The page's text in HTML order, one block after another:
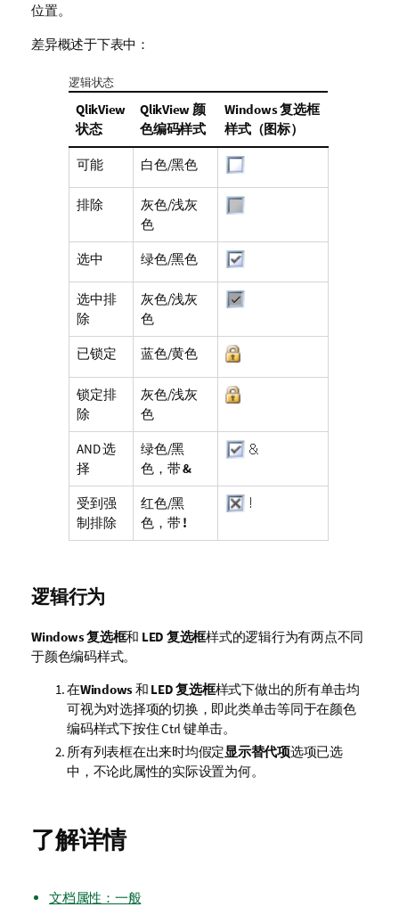
位置。
差异概述于下表中：
逻辑状态
QlikView
状态
QlikView 颜
色编码样式
Windows 复选框
样式（图标）
可能 白色/黑色
排除
灰色/浅灰
色
选中 绿色/黑色
选中排
除
灰色/浅灰
色
已锁定 蓝色/黄色
锁定排
除
灰色/浅灰
色
AND 选
择
绿色/黑
色，带&
受到强
制排除
红色/黑
色，带!
逻辑行为
Windows 复选框和 LED 复选框样式的逻辑行为有两点不同
于颜色编码样式。
在Windows和 LED 复选框样式下做出的所有单击均
可视为对选择项的切换，即此类单击等同于在颜色
编码样式下按住 Ctrl 键单击。
所有列表框在出来时均假定显示替代项选项已选
中，不论此属性的实际设置为何。
了解详情
文档属性：一般